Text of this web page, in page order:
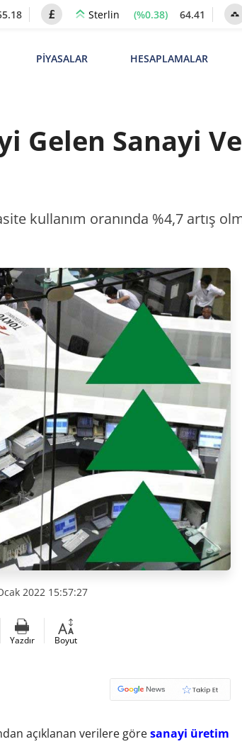
Sterlin (%0.38) 64.41
PİYASALAR HESAPLAMALAR
Gelen Sanayi
kullanım oranında %4,7 artış
2022 15:57:27
Yazdır Boyut
açıklanan verilere göresanayi üretim